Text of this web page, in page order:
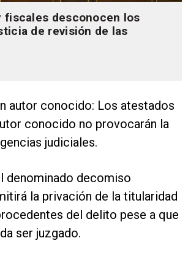
fiscales desconocen los
de revisión de las
autor conocido: Los atestados
conocido no provocarán la
judiciales.
denominado decomiso
la privación de la titularidad
del delito pese a que
ser juzgado.